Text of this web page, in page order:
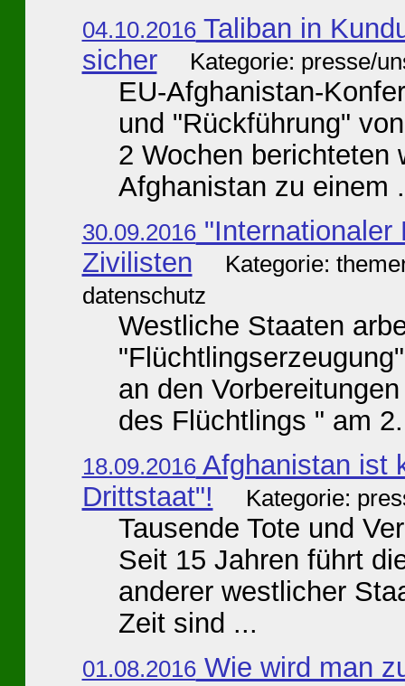
04.10.2016Taliban in
sicher
Kategorie: presse/
EU-Afghanistan-
und "Rückführung"
2 Wochen berichteten
Afghanistan zu einem
30.09.2016"Internationaler
Zivilisten
Kategorie:
datenschutz
Westliche Staaten
an den
des Flüchtlings " am
18.09.2016Afghanistan ist
Drittstaat"!
Kategorie:
Tausende Tote und
Seit 15 Jahren führt
anderer westlicher
Zeit sind ...
01.08.2016Wie wird man